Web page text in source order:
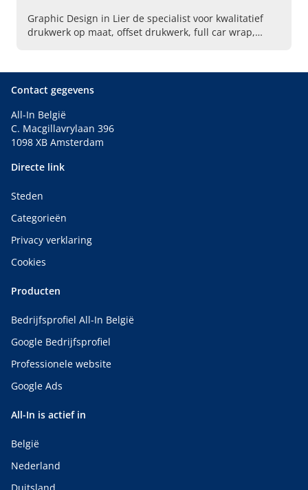
Graphic Design in Lier de specialist voor kwalitatief
drukwerk op maat, offset drukwerk, full car wrap,
Contact gegevens
All-In België
C. Macgillavrylaan 396
1098 XB Amsterdam
Directe link
Steden
Categorieën
Privacy verklaring
Cookies
Producten
Bedrijfsprofiel All-In België
Google Bedrijfsprofiel
Professionele website
Google Ads
All-In is actief in
België
Nederland